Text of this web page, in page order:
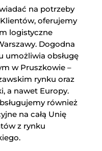
na potrzeby
oferujemy
logistyczne
Dogodna
umożliwia obsługę
w Pruszkowie –
rynku oraz
a nawet Europy.
również
na całą Unię
z rynku